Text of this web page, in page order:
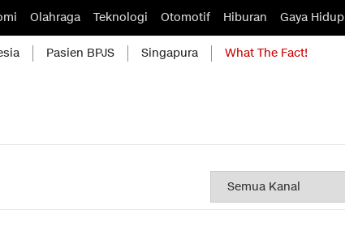
Olahraga Teknologi Otomotif Hiburan Gaya Hidup
Pasien BPJS Singapura What The Fact!